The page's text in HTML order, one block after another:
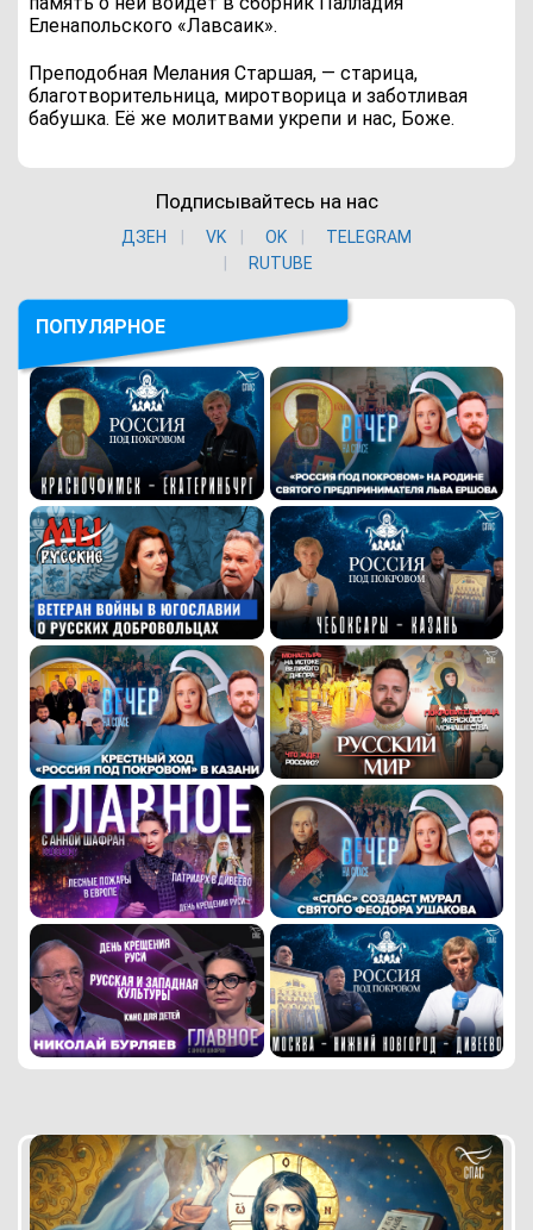
Еленапольского «Лавсаик».
Преподобная Мелания Старшая, — старица,
благотворительница, миротворица и заботливая
бабушка. Её же молитвами укрепи и нас, Боже.
Подписывайтесь на нас
ДЗЕН VK ОK
TELEGRAM
RUTUBE
ПОПУЛЯРНОЕ